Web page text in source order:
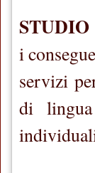
i
servizi
di